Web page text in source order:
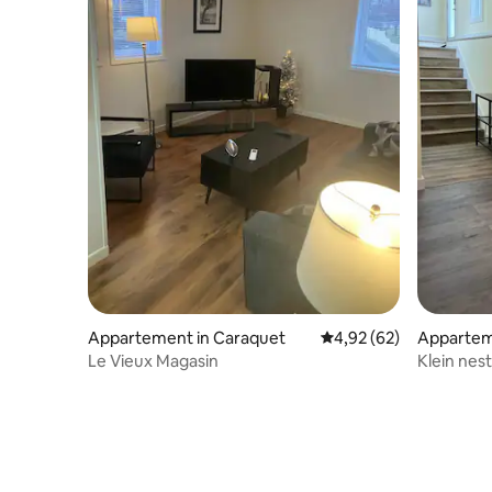
Appartement in Caraquet Gemiddelde
4,92 (62)
Le Vieux Magasin
Klein